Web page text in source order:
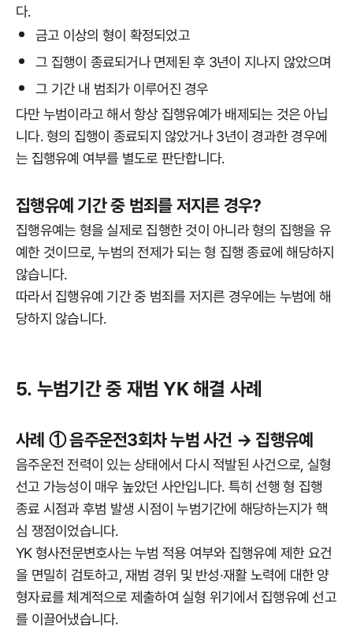
다.
금고 이상의 형이 확정되었고
그 집행이 종료되거나 면제된 후 3년이 지나지 않았으며
그 기간 내 범죄가 이루어진 경우
다만 누범이라고 해서 항상 집행유예가 배제되는 것은 아닙
니다. 형의 집행이 종료되지 않았거나 3년이 경과한 경우에
는 집행유예 여부를 별도로 판단합니다.
집행유예 기간 중 범죄를 저지른 경우?
집행유예는 형을 실제로 집행한 것이 아니라 형의 집행을 유
예한 것이므로, 누범의 전제가 되는 형 집행 종료에 해당하지
않습니다.
따라서 집행유예 기간 중 범죄를 저지른 경우에는 누범에 해
당하지 않습니다.
5. 누범기간 중 재범 YK 해결 사례
사례 ① 음주운전3회차 누범 사건 → 집행유예
음주운전 전력이 있는 상태에서 다시 적발된 사건으로, 실형
선고 가능성이 매우 높았던 사안입니다. 특히 선행 형 집행
종료 시점과 후범 발생 시점이 누범기간에 해당하는지가 핵
심 쟁점이었습니다.
YK 형사전문변호사는 누범 적용 여부와 집행유예 제한 요건
을 면밀히 검토하고, 재범 경위 및 반성·재활 노력에 대한 양
형자료를 체계적으로 제출하여 실형 위기에서 집행유예 선고
를 이끌어냈습니다.